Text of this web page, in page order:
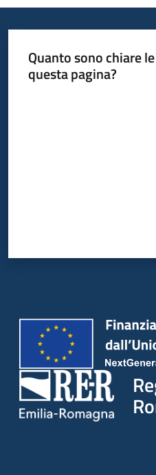
Menu selezionato
Seguici
Quanto sono chiare
questa pagina?